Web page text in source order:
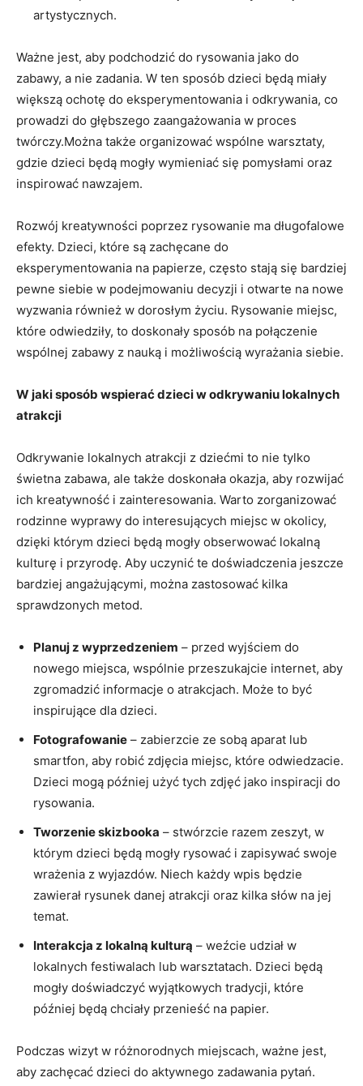
artystycznych.
Ważne jest, aby ⁣podchodzić do ‌rysowania jako do
zabawy, a nie zadania. W ten ⁤sposób dzieci będą miały
większą ochotę ⁣do‍ eksperymentowania ‌i odkrywania, co
prowadzi do głębszego zaangażowania w proces
twórczy.Można ⁣także organizować wspólne warsztaty,
gdzie dzieci będą mogły wymieniać ​się pomysłami⁢ oraz
inspirować ⁢nawzajem.
Rozwój kreatywności poprzez rysowanie ma ⁢długofalowe
efekty. Dzieci, które są‍ zachęcane do
eksperymentowania na ⁤papierze, często stają się bardziej‍
pewne​ siebie w podejmowaniu decyzji ⁤i‌ otwarte na nowe
wyzwania również w dorosłym życiu. Rysowanie miejsc,
⁣które odwiedziły, to doskonały sposób‌ na połączenie
wspólnej zabawy z nauką‌ i możliwością wyrażania siebie.
W jaki sposób wspierać‌ dzieci w odkrywaniu lokalnych
atrakcji
Odkrywanie lokalnych ⁣atrakcji z dziećmi ​to nie tylko
świetna ‍zabawa, ale także doskonała okazja, aby rozwijać
ich kreatywność ⁢i zainteresowania. Warto⁢ zorganizować
rodzinne wyprawy do interesujących ​miejsc ‍w‌ okolicy,
dzięki którym dzieci będą mogły obserwować lokalną
kulturę i przyrodę. Aby uczynić te ‍doświadczenia jeszcze
bardziej angażującymi, można ⁣zastosować ⁣kilka⁤
sprawdzonych metod.
Planuj z wyprzedzeniem – przed wyjściem do
⁤nowego ⁤miejsca, ‌wspólnie przeszukajcie internet, aby
zgromadzić⁤ informacje o atrakcjach. Może to być
inspirujące dla dzieci.
Fotografowanie – zabierzcie ze⁣ sobą aparat lub‌
smartfon,⁤ aby robić zdjęcia miejsc, które odwiedzacie.
Dzieci mogą później użyć tych zdjęć jako inspiracji do
rysowania.
Tworzenie skizbooka – stwórzcie ⁢razem‌ zeszyt, w
‍którym dzieci będą mogły rysować i zapisywać swoje​
wrażenia z wyjazdów. ⁣Niech każdy ‌wpis będzie
zawierał rysunek danej atrakcji oraz kilka słów na jej
temat.
Interakcja z lokalną ⁤kulturą – weźcie udział ⁢w
lokalnych festiwalach lub warsztatach. Dzieci⁣ będą
mogły doświadczyć wyjątkowych tradycji, ‌które​
później będą chciały przenieść na ⁤papier.
Podczas⁤ wizyt w ⁢różnorodnych miejscach, ważne⁤ jest,
aby zachęcać⁢ dzieci do aktywnego zadawania pytań.